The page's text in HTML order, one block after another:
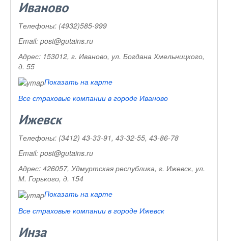
Иваново
Телефоны: (4932)585-999
Email: post@gutains.ru
Адрес: 153012, г. Иваново, ул. Богдана Хмельницкого,
д. 55
Показать на карте
Все страховые компании в городе Иваново
Ижевск
Телефоны: (3412) 43-33-91, 43-32-55, 43-86-78
Email: post@gutains.ru
Адрес: 426057, Удмуртская республика, г. Ижевск, ул.
М. Горького, д. 154
Показать на карте
Все страховые компании в городе Ижевск
Инза